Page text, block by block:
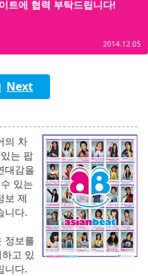
트에 협력 부탁드립니다!
2014.12.05
| Next
의 차
는 팝
대감을
있는
보 제
니다.
정보를
고 있
니다.